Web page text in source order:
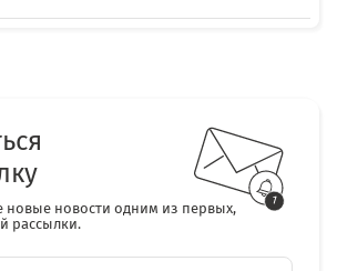
новые новости одним из первых,
рассылки.